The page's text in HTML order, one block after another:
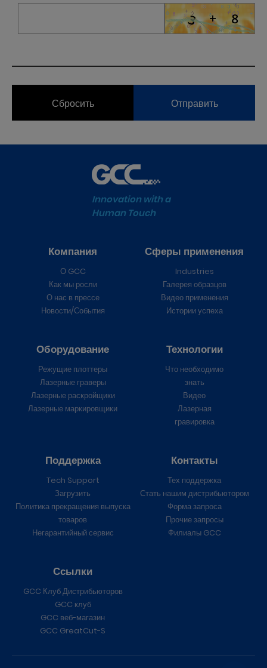
Сбросить Отправить
Innovation with a
Human Touch
Компания
О GCC
Как мы росли
О нас в прессе
Новости/События
Сферы применения
Industries
Галерея образцов
Видео применения
Истории успеха
Оборудование
Режущие плоттеры
Лазерные граверы
Лазерные раскройщики
Лазерные маркировщики
Технологии
Что необходимо
знать
Видео
Лазерная
гравировка
Поддержка
Tech Support
Загрузить
Политика прекращения выпуска
товаров
Негарантийный сервис
Контакты
Тех поддержка
Стать нашим дистрибьютором
Форма запроса
Прочие запросы
Филиалы GCC
Ссылки
GCC Клуб Дистрибьюторов
GCC клуб
GCC веб-магазин
GCC GreatCut-S